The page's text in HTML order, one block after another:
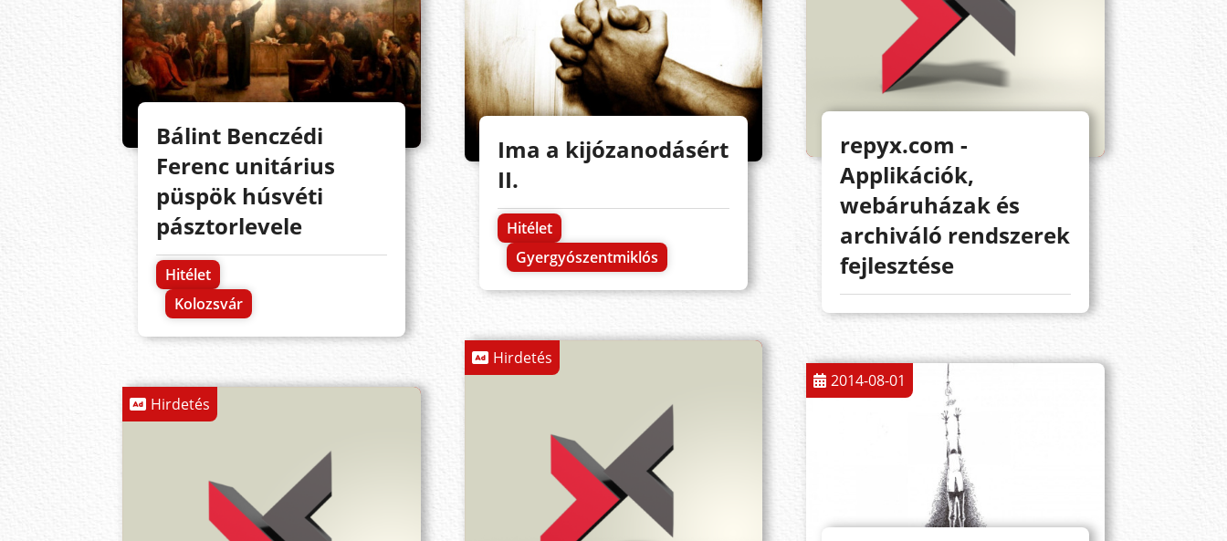
Bálint Benczédi
Ferenc unitárius
püspök húsvéti
pásztorlevele
Hitélet
Kolozsvár
Hirdetés
Ima a kijózanodásért
II.
Hitélet
Gyergyószentmiklós
Hirdetés
repyx.com -
Applikációk,
webáruházak és
archiváló rendszerek
fejlesztése
2014-08-01